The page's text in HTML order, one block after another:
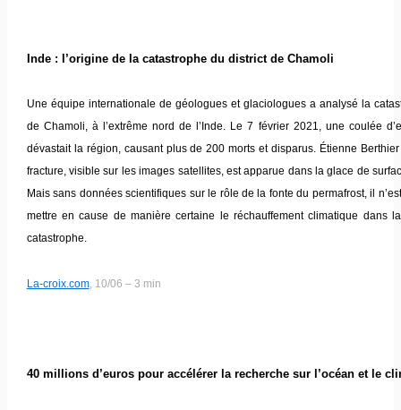
Inde : l’origine de la catastrophe du district de Chamoli
Une équipe internationale de géologues et glaciologues a analysé la
de Chamoli, à l’extrême nord de l’Inde. Le 7 février 2021, une coulée
dévastait la région, causant plus de 200 morts et disparus. Étienne
fracture, visible sur les images satellites, est apparue dans la glace de
Mais sans données scientifiques sur le rôle de la fonte du permafrost, il
mettre en cause de manière certaine le réchauffement climatique dans
catastrophe.
La-croix.com, 10/06 – 3 min
40 millions d’euros pour accélérer la recherche sur l’océan et le